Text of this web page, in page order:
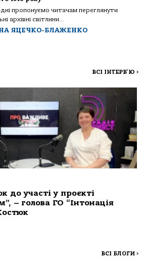
пропонуємо читачам переглянути
архівні світлини...
ЯЦЕЧКО-БЛАЖЕНКО
ВСІ ІНТЕРВ'Ю >
до участі у проєкті
– голова ГО “Інтонація
ВСІ БЛОГИ >